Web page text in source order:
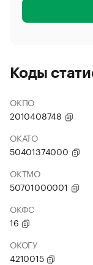
Коды
ОКПО
2010408748
ОКАТО
50401374000
ОКТМО
50701000001
ОКФС
16
ОКОГУ
4210015